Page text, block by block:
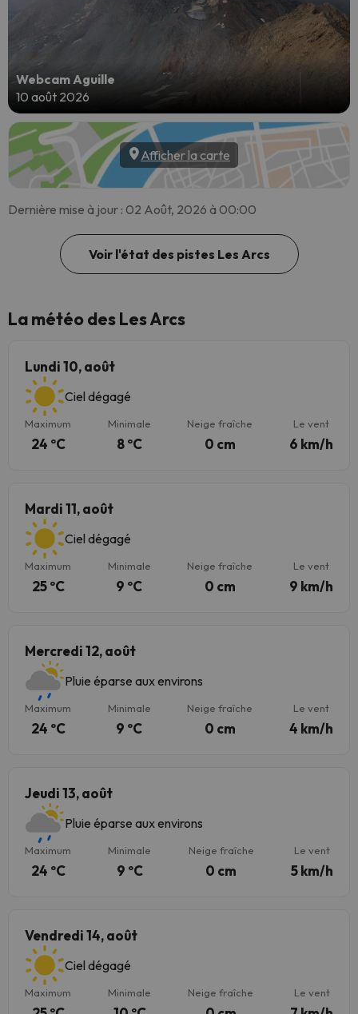
Webcam Aguille
10 août 2026
Afficher la carte
Dernière mise à jour : 02 Août, 2026 à 00:00
Voir l'état des pistes Les Arcs
La météo des Les Arcs
Lundi 10, août
Ciel dégagé
Maximum
24 ºC
Minimale
8 ºC
Neige fraîche
0 cm
Le vent
6 km/h
Mardi 11, août
Ciel dégagé
Maximum
25 ºC
Minimale
9 ºC
Neige fraîche
0 cm
Le vent
9 km/h
Mercredi 12, août
Pluie éparse aux environs
Maximum
24 ºC
Minimale
9 ºC
Neige fraîche
0 cm
Le vent
4 km/h
Jeudi 13, août
Pluie éparse aux environs
Maximum
24 ºC
Minimale
9 ºC
Neige fraîche
0 cm
Le vent
5 km/h
Vendredi 14, août
Ciel dégagé
Maximum Minimale Neige fraîche Le vent